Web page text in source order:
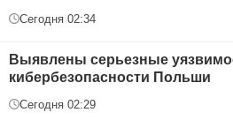
Сегодня 02:34
Выявлены серьезные
кибербезопасности Польши
Сегодня 02:29